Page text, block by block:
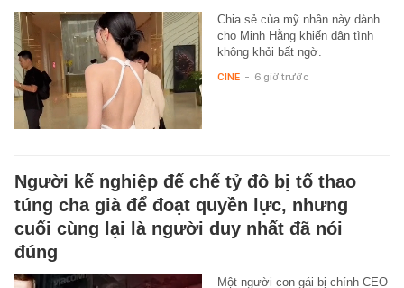
Chia sẻ của mỹ nhân này dành
cho Minh Hằng khiến dân tình
không khỏi bất ngờ.
CINE - 6 giờ trước
Người kế nghiệp đế chế tỷ đô bị tố thao
túng cha già để đoạt quyền lực, nhưng
cuối cùng lại là người duy nhất đã nói
đúng
Một người con gái bị chính CEO